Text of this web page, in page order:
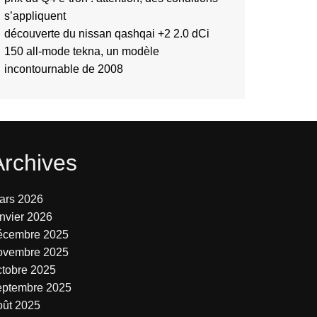
s’appliquent
découverte du nissan qashqai +2 2.0 dCi
150 all-mode tekna, un modèle
incontournable de 2008
2026
2026
2025
2025
2025
2025
2025